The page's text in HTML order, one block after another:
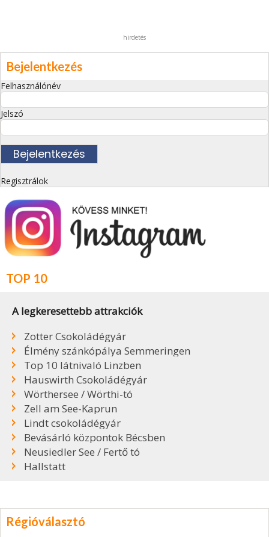
hirdetés
Bejelentkezés
Felhasználónév
Jelszó
Regisztrálok
TOP 10
A legkeresettebb attrakciók
Zotter Csokoládégyár
Élmény szánkópálya Semmeringen
Top 10 látnivaló Linzben
Hauswirth Csokoládégyár
Wörthersee / Wörthi-tó
Zell am See-Kaprun
Lindt csokoládégyár
Bevásárló központok Bécsben
Neusiedler See / Fertő tó
Hallstatt
Régióválasztó